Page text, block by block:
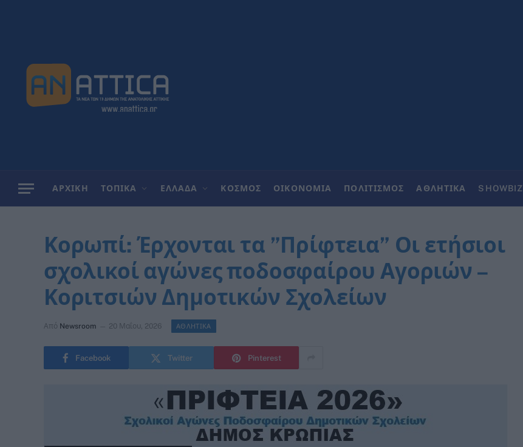
ΑΡΧΙΚΗ ΤΟΠΙΚΑ ΕΛΛΑΔΑ ΚΟΣΜΟΣ ΟΙΚΟΝΟΜΙΑ ΠΟΛΙΤΙΣΜΟΣ ΑΘΛΗΤΙΚΑ SHOWBIZ
Κορωπί: Έρχονται τα ”Πρίφτεια” Οι ετήσιοι
σχολικοί αγώνες ποδοσφαίρου Αγοριών –
Κοριτσιών Δημοτικών Σχολείων
Από Newsroom 20 Μαΐου, 2026 ΑΘΛΗΤΙΚΑ
Facebook Twitter Pinterest